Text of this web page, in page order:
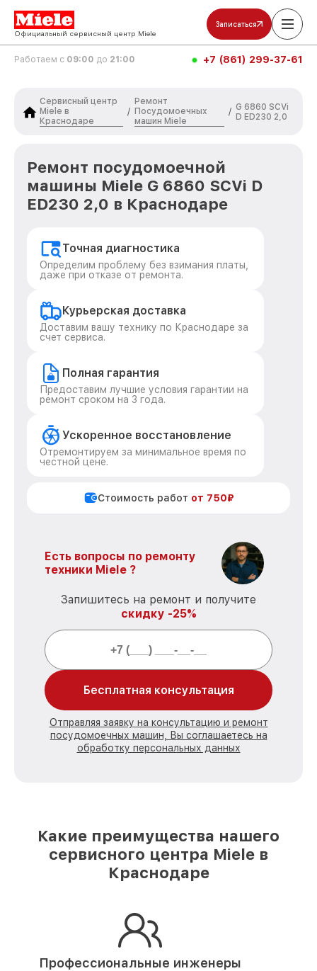
Официальный сервисный центр Miele
Записаться
Работаем с 09:00 до 21:00 +7 (861) 299-37-61
Сервисный центр
Miele в
Краснодаре
/
Ремонт
Посудомоечных
машин Miele
/ G 6860 SCVi
D ED230 2,0
Ремонт посудомоечной
машины Miele G 6860 SCVi D
ED230 2,0 в Краснодаре
Точная диагностика
Определим проблему без взимания платы,
даже при отказе от ремонта.
Курьерская доставка
Доставим вашу технику по Краснодаре за
счет сервиса.
Полная гарантия
Предоставим лучшие условия гарантии на
ремонт сроком на 3 года.
Ускоренное восстановление
Отремонтируем за минимальное время по
честной цене.
Стоимость работ от 750₽
Есть вопросы по ремонту
техники Miele ?
Запишитесь на ремонт и получите
скидку -25%
Бесплатная консультация
Отправляя заявку на консультацию и ремонт
посудомоечных машин, Вы соглашаетесь на
обработку персональных данных
Какие преимущества нашего
сервисного центра Miele в
Краснодаре
Профессиональные инженеры